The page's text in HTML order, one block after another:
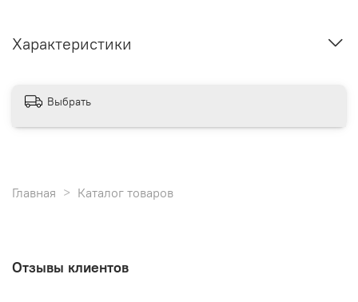
Характеристики
Выбрать
Главная Каталог товаров
Отзывы клиентов